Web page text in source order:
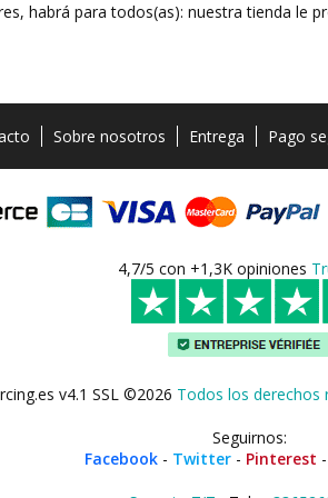
habrá para todos(as): nuestra tienda
Sobre nosotros Entrega Pago
4,7/5 con +1,3K opiniones
v4.1 SSL ©2026 Todos los derechos
Seguirnos:
Facebook - Twitter - Pinterest -